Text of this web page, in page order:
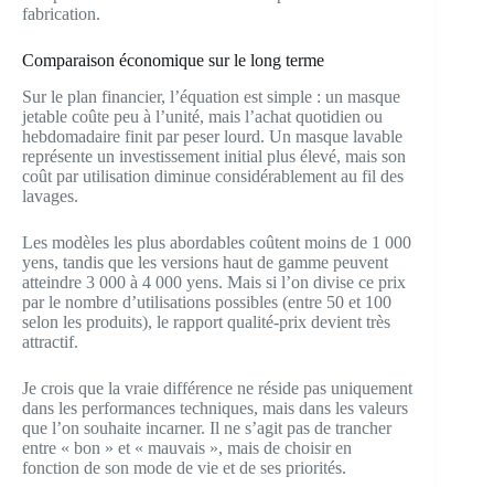
fabrication.
Comparaison économique sur le long terme
Sur le plan financier, l’équation est simple : un masque
jetable coûte peu à l’unité, mais l’achat quotidien ou
hebdomadaire finit par peser lourd. Un masque lavable
représente un investissement initial plus élevé, mais son
coût par utilisation diminue considérablement au fil des
lavages.
Les modèles les plus abordables coûtent moins de 1 000
yens, tandis que les versions haut de gamme peuvent
atteindre 3 000 à 4 000 yens. Mais si l’on divise ce prix
par le nombre d’utilisations possibles (entre 50 et 100
selon les produits), le rapport qualité-prix devient très
attractif.
Je crois que la vraie différence ne réside pas uniquement
dans les performances techniques, mais dans les valeurs
que l’on souhaite incarner. Il ne s’agit pas de trancher
entre « bon » et « mauvais », mais de choisir en
fonction de son mode de vie et de ses priorités.